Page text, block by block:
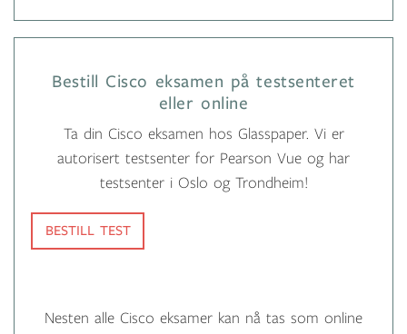
Bestill Cisco eksamen på testsenteret
eller online
Ta din Cisco eksamen hos Glasspaper. Vi er
autorisert testsenter for Pearson Vue og har
testsenter i Oslo og Trondheim!
BESTILL TEST
Nesten alle Cisco eksamer kan nå tas som online